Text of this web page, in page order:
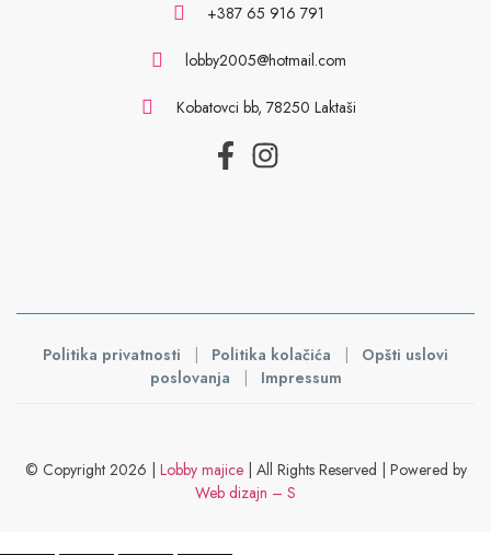
+387 65 916 791
lobby2005@hotmail.com
Kobatovci bb, 78250 Laktaši
Politika privatnosti | Politika kolačića |
Opšti uslovi
poslovanja
| Impressum
© Copyright 2026 | Lobby majice| All Rights Reserved | Powered by
Web dizajn – S